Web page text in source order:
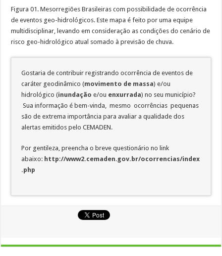
Figura 01. Mesorregiões Brasileiras com possibilidade de ocorrência
de eventos geo-hidrológicos. Este mapa é feito por uma equipe
multidisciplinar, levando em consideração as condições do cenário de
risco geo-hidrológico atual somado à previsão de chuva.
Gostaria de contribuir registrando ocorrência de eventos de
caráter geodinâmico (movimento de massa) e/ou
hidrológico (inundaçãoe/ou enxurrada) no seu município?
Sua informação é bem-vinda, mesmo ocorrências pequenas
são de extrema importância para avaliar a qualidade dos
alertas emitidos pelo CEMADEN.
Por gentileza, preencha o breve questionário no link
abaixo: http://www2.cemaden.gov.br/ocorrencias/index
.php